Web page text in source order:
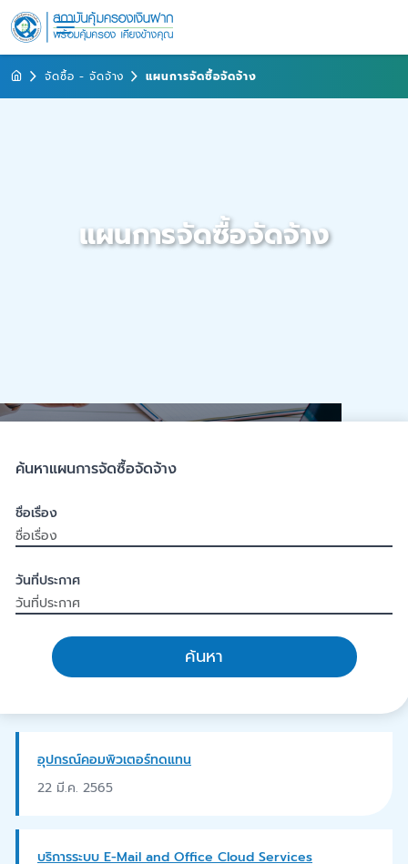
จัดซื้อ - จัดจ้าง แผนการจัดซื้อจัดจ้าง
แผนการจัดซื้อจัดจ้าง
ค้นหาแผนการจัดซื้อจัดจ้าง
ชื่อเรื่อง
วันที่ประกาศ
ค้นหา
อุปกรณ์คอมพิวเตอร์ทดแทน
22 มี.ค. 2565
บริการระบบ E-Mail and Office Cloud Services